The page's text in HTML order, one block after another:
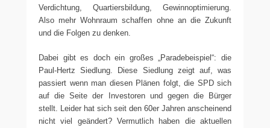
Verdichtung, Quartiersbildung, Gewinnoptimierung.
Also mehr Wohnraum schaffen ohne an die Zukunft
und die Folgen zu denken.
Dabei gibt es doch ein großes „Paradebeispiel“: die
Paul-Hertz Siedlung. Diese Siedlung zeigt auf, was
passiert wenn man diesen Plänen folgt, die SPD sich
auf die Seite der Investoren und gegen die Bürger
stellt. Leider hat sich seit den 60er Jahren anscheinend
nicht viel geändert? Vermutlich haben die aktuellen